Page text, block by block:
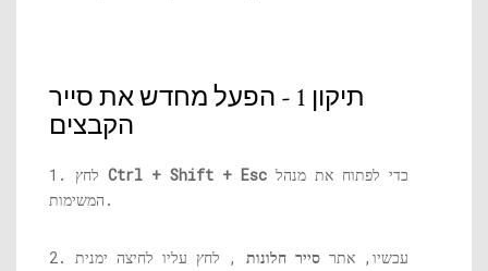
תיקון 1 - הפעל מחדש את סייר
הקבצים
Ctrl + Shift + Esc
המשימות.
2. עכשיו, אתר סייר חלונות , לחץ עליו לחיצה ימנית